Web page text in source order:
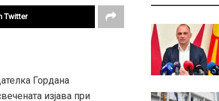
Twitter
Гордана
изјава при